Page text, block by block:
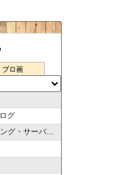
ブロ画
グ
サーバー関係